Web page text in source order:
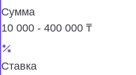
Сумма
10 000 - 400 000 ₸
Ставка